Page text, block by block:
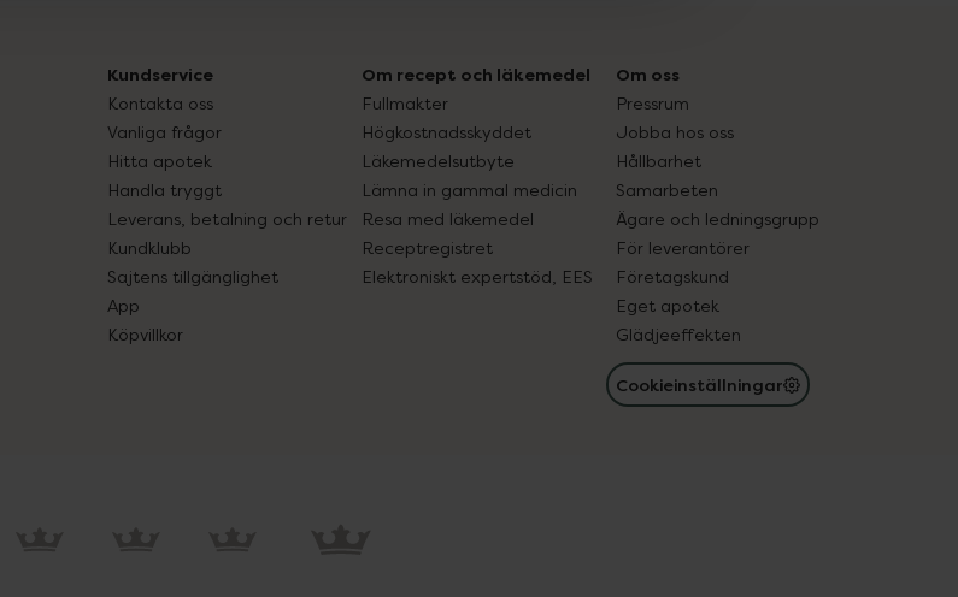
Kundservice
Kontakta oss
Vanliga frågor
Hitta apotek
Handla tryggt
Leverans, betalning och retur
Kundklubb
Sajtens tillgänglighet
App
Köpvillkor
Om recept och läkemedel
Fullmakter
Högkostnadsskyddet
Läkemedelsutbyte
Lämna in gammal medicin
Resa med läkemedel
Receptregistret
Elektroniskt expertstöd, EES
Om oss
Pressrum
Jobba hos oss
Hållbarhet
Samarbeten
Ägare och ledningsgrupp
För leverantörer
Företagskund
Eget apotek
Glädjeeffekten
Cookieinställningar